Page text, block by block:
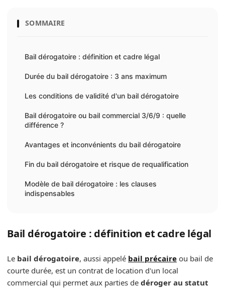
SOMMAIRE
Bail dérogatoire : définition et cadre légal
Durée du bail dérogatoire : 3 ans maximum
Les conditions de validité d'un bail dérogatoire
Bail dérogatoire ou bail commercial 3/6/9 : quelle
différence ?
Avantages et inconvénients du bail dérogatoire
Fin du bail dérogatoire et risque de requalification
Modèle de bail dérogatoire : les clauses
indispensables
Bail dérogatoire : définition et cadre légal
Le bail dérogatoire, aussi appelé bail précaire ou bail de
courte durée, est un contrat de location d'un local
commercial qui permet aux parties de déroger au statut